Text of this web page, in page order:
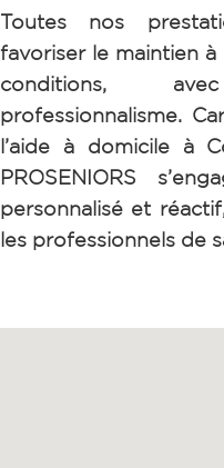
Toutes nos
favoriser le maintien
conditions,
professionnalisme.
l’aide à domicile à
PROSENIORS
personnalisé et
les professionnels de